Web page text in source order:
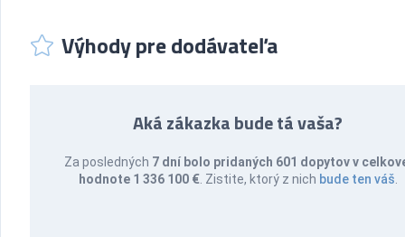
Výhody pre dodávateľa
Aká zákazka bude tá vaša?
Za posledných 7 dní bolo pridaných 601 dopytov v
hodnote 1 336 100 € . Zistite, ktorý z nich bude ten váš